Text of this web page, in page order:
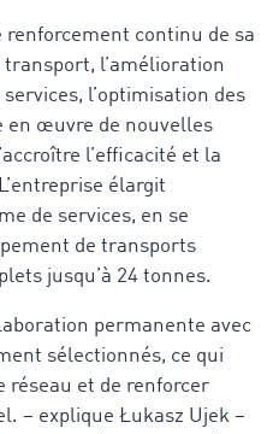
renforcement continu de sa
l’amélioration
l’optimisation des
en œuvre de nouvelles
l’efficacité et la
élargit
de services, en se
de transports
jusqu’à 24 tonnes.
permanente avec
sélectionnés, ce qui
réseau et de renforcer
– explique Łukasz Ujek –